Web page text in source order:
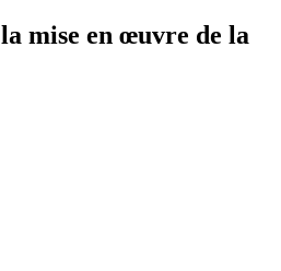
mise en œuvre de la